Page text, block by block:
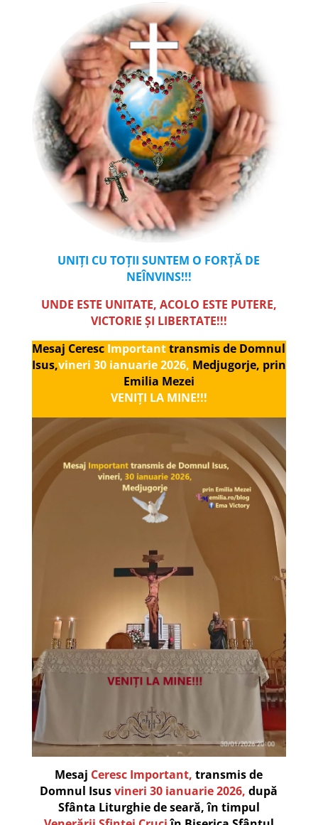
UNIȚI CU TOȚII SUNTEM O FORȚĂ DE
NEÎNVINS!!!
UNDE ESTE UNITATE, ACOLO ESTE PUTERE,
VICTORIE ȘI LIBERTATE!!!
Mesaj Ceresc Important transmis de Domnul
Isus,vineri 30 ianuarie 2026, Medjugorje, prin
Emilia Mezei
VENIȚI LA MINE!!!
Mesaj Ceresc Important,transmis de
Domnul Isusvineri 30 ianuarie 2026, după
Sfânta Liturghie de seară, în timpul